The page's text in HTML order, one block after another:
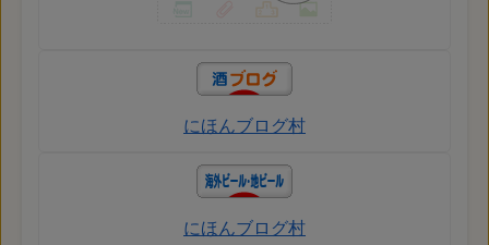
にほんブログ村
にほんブログ村